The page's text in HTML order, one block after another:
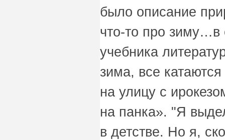
было описание
что-то про
учебника
зима, все
на улицу с
на панка». "Я
в детстве. Но я,